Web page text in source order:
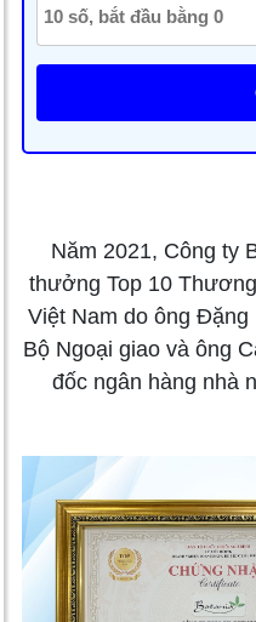
Năm 2021, Công ty
thưởng Top 10
Việt Nam do ông
Bộ Ngoại giao và ông
đốc ngân hàng nhà